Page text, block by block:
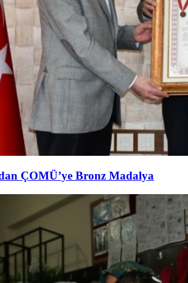
ÇOMÜ’ye Bronz Madalya